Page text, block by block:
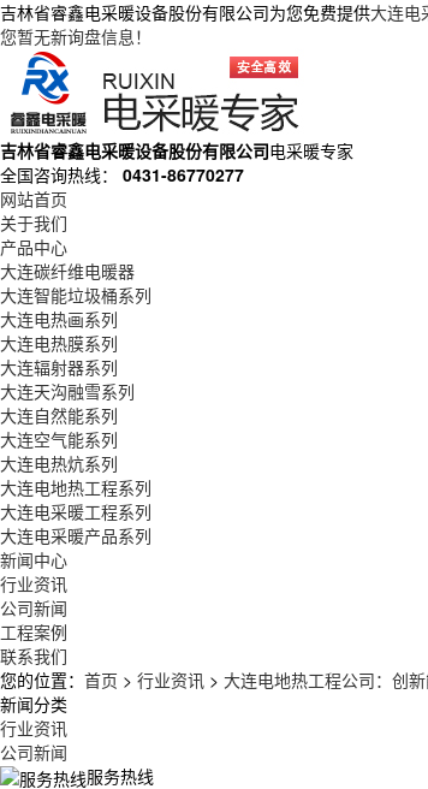
吉林省睿鑫电采暖设备股份有限公司为您免费提供大连电
您暂无新询盘信息！
吉林省睿鑫电采暖设备股份有限公司电采暖专家
全国咨询热线：
0431-86770277
网站首页
关于我们
产品中心
大连碳纤维电暖器
大连智能垃圾桶系列
大连电热画系列
大连电热膜系列
大连辐射器系列
大连天沟融雪系列
大连自然能系列
大连空气能系列
大连电热炕系列
大连电地热工程系列
大连电采暖工程系列
大连电采暖产品系列
新闻中心
行业资讯
公司新闻
工程案例
联系我们
您的位置： 首页 > 行业资讯 > 大连电地热工程公司：创
新闻分类
行业资讯
公司新闻
服务热线